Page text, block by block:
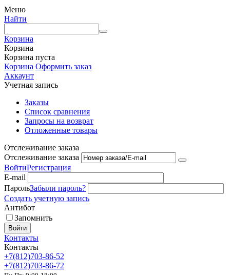
Меню
Найти
Корзина
Корзина
Корзина пуста
Корзина Оформить заказ
Аккаунт
Учетная запись
Заказы
Список сравнения
Запросы на возврат
Отложенные товары
Отслеживание заказа
Отслеживание заказа
ВойтиРегистрация
E-mail
ПарольЗабыли пароль?
Создать учетную запись
Антибот
Запомнить
Войти
Контакты
Контакты
+7(812)703-86-52
+7(812)703-86-72